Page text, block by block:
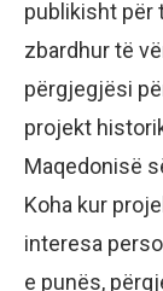
publikisht për
zbardhur të
përgjegjësi
projekt
Maqedonisë
Koha kur
interesa
e punës,